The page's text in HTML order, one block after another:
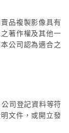
品複製影像具有
著作權及其他一
公司認為適合之
司登記資料等符
文件，或開立發